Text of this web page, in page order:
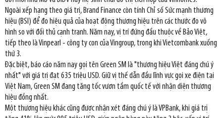
Ngoài xếp hạng theo giá trị, Brand Finance còn tính Chỉ số Sức mạnh thương
hiệu (BSI) để đo hiệu quả của hoạt động thương hiệu trên các thước đo vô
hình so với đối thủ cạnh tranh. Năm nay, vị trí đứng đầu thuộc về Bảo Việt,
tiếp theo là Vinpearl - công ty con của Vingroup, trong khi Vietcombank xuống
thứ 3.
Đặc biệt, báo cáo năm nay gọi tên Green SM là "thương hiệu Việt đáng chú ý
nhất" với giá trị đạt 635 triệu USD. Giữ vị thế dẫn đầu lĩnh vực gọi xe điện tại
Việt Nam, Green SM đang tăng tốc vươn tầm quốc tế với nhận diện thương
hiệu đồng nhất.
Một thương hiệu khác cũng được nhận xét đáng chú ý là VPBank, khi giá trị